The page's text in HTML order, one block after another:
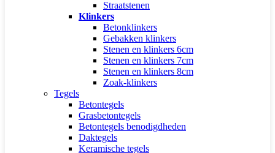
Straatstenen
Klinkers
Betonklinkers
Gebakken klinkers
Stenen en klinkers 6cm
Stenen en klinkers 7cm
Stenen en klinkers 8cm
Zoak-klinkers
Tegels
Betontegels
Grasbetontegels
Betontegels benodigdheden
Daktegels
Keramische tegels